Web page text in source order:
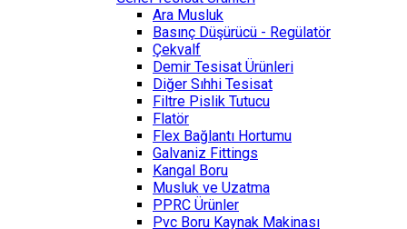
Ara Musluk
Basınç Düşürücü - Regülatör
Çekvalf
Demir Tesisat Ürünleri
Diğer Sıhhi Tesisat
Filtre Pislik Tutucu
Flatör
Flex Bağlantı Hortumu
Galvaniz Fittings
Kangal Boru
Musluk ve Uzatma
PPRC Ürünler
Pvc Boru Kaynak Makinası